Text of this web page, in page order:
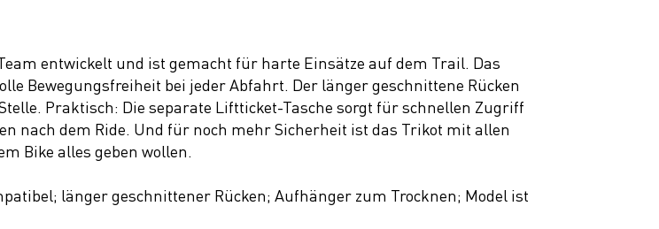
entwickelt und ist gemacht für harte Einsätze auf dem Trail. Das
Bewegungsfreiheit bei jeder Abfahrt. Der länger geschnittene Rücken
Praktisch: Die separate Liftticket-Tasche sorgt für schnellen Zugriff
nach dem Ride. Und für noch mehr Sicherheit ist das Trikot mit allen
Bike alles geben wollen.
länger geschnittener Rücken; Aufhänger zum Trocknen; Model ist